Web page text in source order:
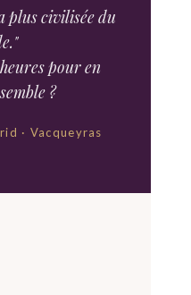
plus civilisée du
pour en
?
· Vacqueyras